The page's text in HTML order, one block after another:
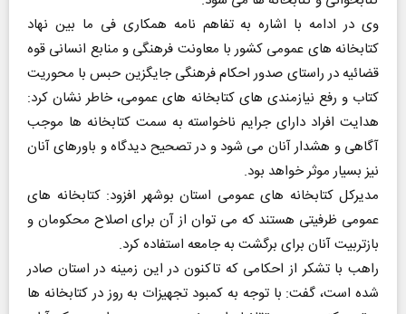
وی در ادامه با اشاره به تفاهم نامه همکاری فی ما بین نهاد
کتابخانه های عمومی کشور با معاونت فرهنگی و منابع انسانی قوه
قضائیه در راستای صدور احکام فرهنگی جایگزین حبس با محوریت
کتاب و رفع نیازمندی های کتابخانه های عمومی، خاطر نشان کرد:
هدایت افراد دارای جرایم ناخواسته به سمت کتابخانه ها موجب
آگاهی و هشدار آنان می شود و در تصحیح دیدگاه و باورهای آنان
نیز بسیار موثر خواهد بود.
مدیرکل کتابخانه های عمومی استان بوشهر افزود: کتابخانه های
عمومی ظرفیتی هستند که می توان از آن برای اصلاح محکومان و
بازتربیت آنان برای برگشت به جامعه استفاده کرد.
راهب با تشکر از احکامی که تاکنون در این زمینه در استان صادر
شده است، گفت: با توجه به کمبود تجهیزات به روز در کتابخانه ها